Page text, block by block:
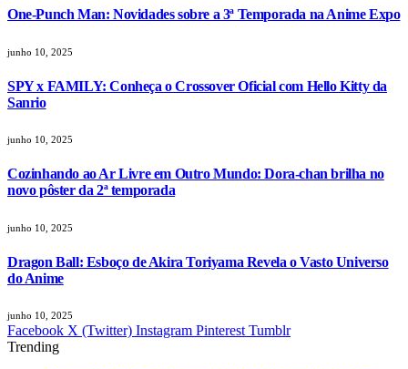
One-Punch Man: Novidades sobre a 3ª Temporada na Anime Expo
junho 10, 2025
SPY x FAMILY: Conheça o Crossover Oficial com Hello Kitty da
Sanrio
junho 10, 2025
Cozinhando ao Ar Livre em Outro Mundo: Dora-chan brilha no
novo pôster da 2ª temporada
junho 10, 2025
Dragon Ball: Esboço de Akira Toriyama Revela o Vasto Universo
do Anime
junho 10, 2025
Facebook X (Twitter) Instagram Pinterest Tumblr
Trending